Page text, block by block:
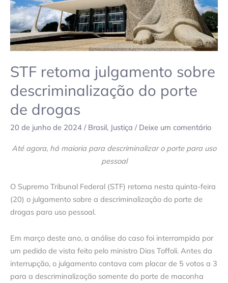
STF retoma julgamento sobre
descriminalização do porte
de drogas
20 de junho de 2024 / Brasil, Justiça / Deixe um comentário
Até agora, há maioria para descriminalizar o porte para uso
pessoal
O Supremo Tribunal Federal (STF) retoma nesta quinta-feira
(20) o julgamento sobre a descriminalização do porte de
drogas para uso pessoal.
Em março deste ano, a análise do caso foi interrompida por
um pedido de vista feito pelo ministro Dias Toffoli. Antes da
interrupção, o julgamento contava com placar de 5 votos a 3
para a descriminalização somente do porte de maconha
drogas